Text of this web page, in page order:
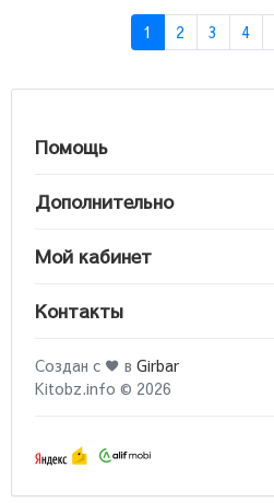
1 2 3 4
Помощь
Дополнительно
Мой кабинет
Контакты
Создан с ♥ в Girbar
Kitobz.info © 2026